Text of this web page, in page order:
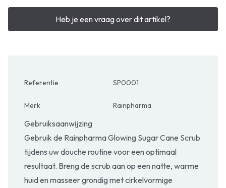
Heb je een vraag over dit artikel?
Referentie SP0001
Merk Rainpharma
Gebruiksaanwijzing
Gebruik de Rainpharma Glowing Sugar Cane Scrub
tijdens uw douche routine voor een optimaal
resultaat. Breng de scrub aan op een natte, warme
huid en masseer grondig met cirkelvormige